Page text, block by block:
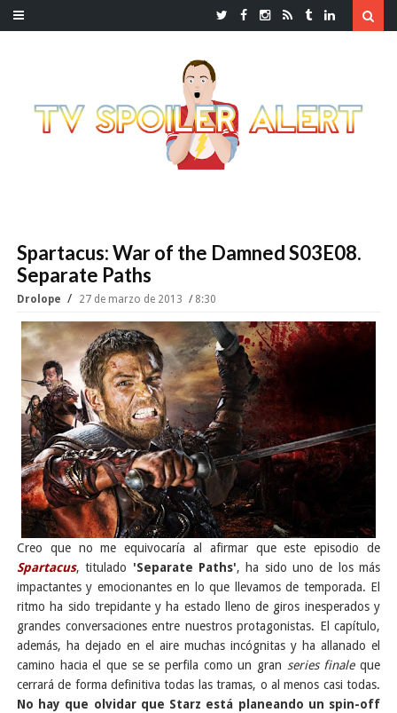
Spartacus: War of the Damned S03E08.
Separate Paths
Drolope 27 de marzo de 2013 8:30
Creo que no me equivocaría al afirmar que este episodio de
Spartacus, titulado 'Separate Paths', ha sido uno de los más
impactantes y emocionantes en lo que llevamos de temporada. El
ritmo ha sido trepidante y ha estado lleno de giros inesperados y
grandes conversaciones entre nuestros protagonistas. El capítulo,
además, ha dejado en el aire muchas incógnitas y ha allanado el
camino hacia el que se se perfila como un gran series finaleque
cerrará de forma definitiva todas las tramas, o al menos casi todas.
No hay que olvidar que Starz está planeando un spin-off